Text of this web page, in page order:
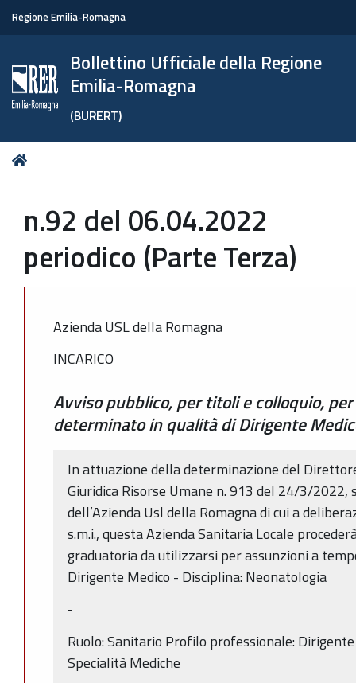
Regione Emilia-Romagna
Bollettino Ufficiale della Regione
Emilia-Romagna
(BURERT)
Tu
n.92 del 06.04.2022
periodico (Parte Terza)
Azienda USL della Romagna
INCARICO
Avviso pubblico, per titoli e colloquio,
determinato in qualità di Dirigente
In attuazione della determinazione del
Giuridica Risorse Umane n. 913 del 24/3/
dell’Azienda Usl della Romagna di cui a
s.m.i., questa Azienda Sanitaria Locale
graduatoria da utilizzarsi per assunzioni a
Dirigente Medico - Disciplina: Neonatologia
-
Ruolo: Sanitario Profilo professionale:
Specialità Mediche